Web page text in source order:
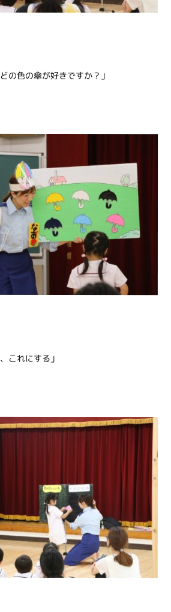
の色の傘が好きですか？」
これにする」